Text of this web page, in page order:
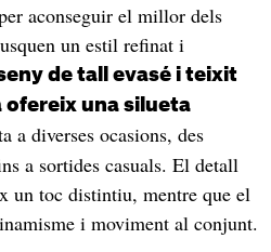
aconseguir el millor dels
un estil refinat i
de tall evasé i teixit
una silueta
a diverses ocasions, des
a sortides casuals. El detall
un toc distintiu, mentre que el
i moviment al conjunt.